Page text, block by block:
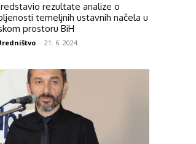
rezultate analize o
temeljnih ustavnih načela u
prostoru BiH
- 21. 6. 2024.